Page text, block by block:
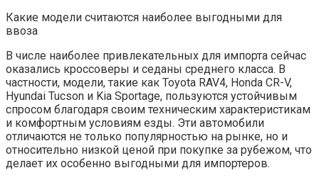
Какие модели считаются наиболее выгодными для
ввоза
В числе наиболее привлекательных для импорта сейчас
оказались кроссоверы и седаны среднего класса. В
частности, модели, такие как Toyota RAV4, Honda CR-V,
Hyundai Tucson и Kia Sportage, пользуются устойчивым
спросом благодаря своим техническим характеристикам
и комфортным условиям езды. Эти автомобили
отличаются не только популярностью на рынке, но и
относительно низкой ценой при покупке за рубежом, что
делает их особенно выгодными для импортеров.